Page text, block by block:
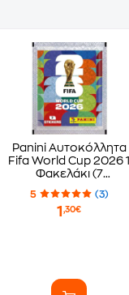
Panini Αυτοκόλλητα
Fifa World Cup 2026 1
Φακελάκι (7
Αυτοκόλλητα)
5 (3)
1,30€